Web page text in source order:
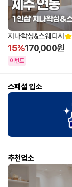
지나왁싱&스웨디시
15%170,000원
이벤트
스페셜 업소
추천업소